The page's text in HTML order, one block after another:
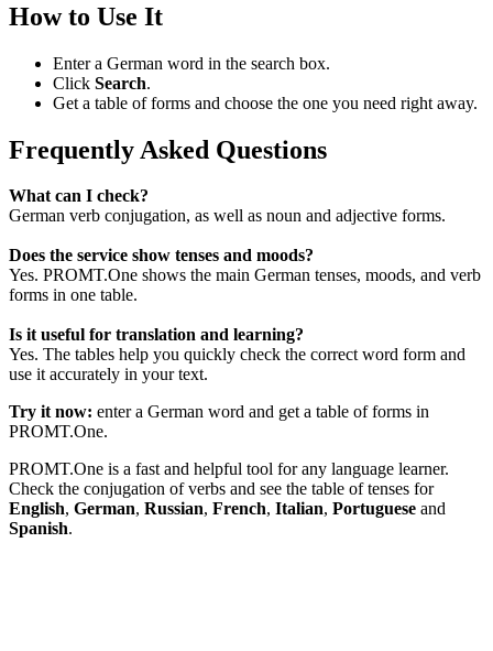
How to Use It
Enter a German word in the search box.
Click Search.
Get a table of forms and choose the one you need right away.
Frequently Asked Questions
What can I check?
German verb conjugation, as well as noun and adjective forms.
Does the service show tenses and moods?
Yes. PROMT.One shows the main German tenses, moods, and verb
forms in one table.
Is it useful for translation and learning?
Yes. The tables help you quickly check the correct word form and
use it accurately in your text.
Try it now: enter a German word and get a table of forms in
PROMT.One.
PROMT.One is a fast and helpful tool for any language learner.
Check the conjugation of verbs and see the table of tenses for
English, German, Russian, French, Italian, Portuguese and
Spanish.